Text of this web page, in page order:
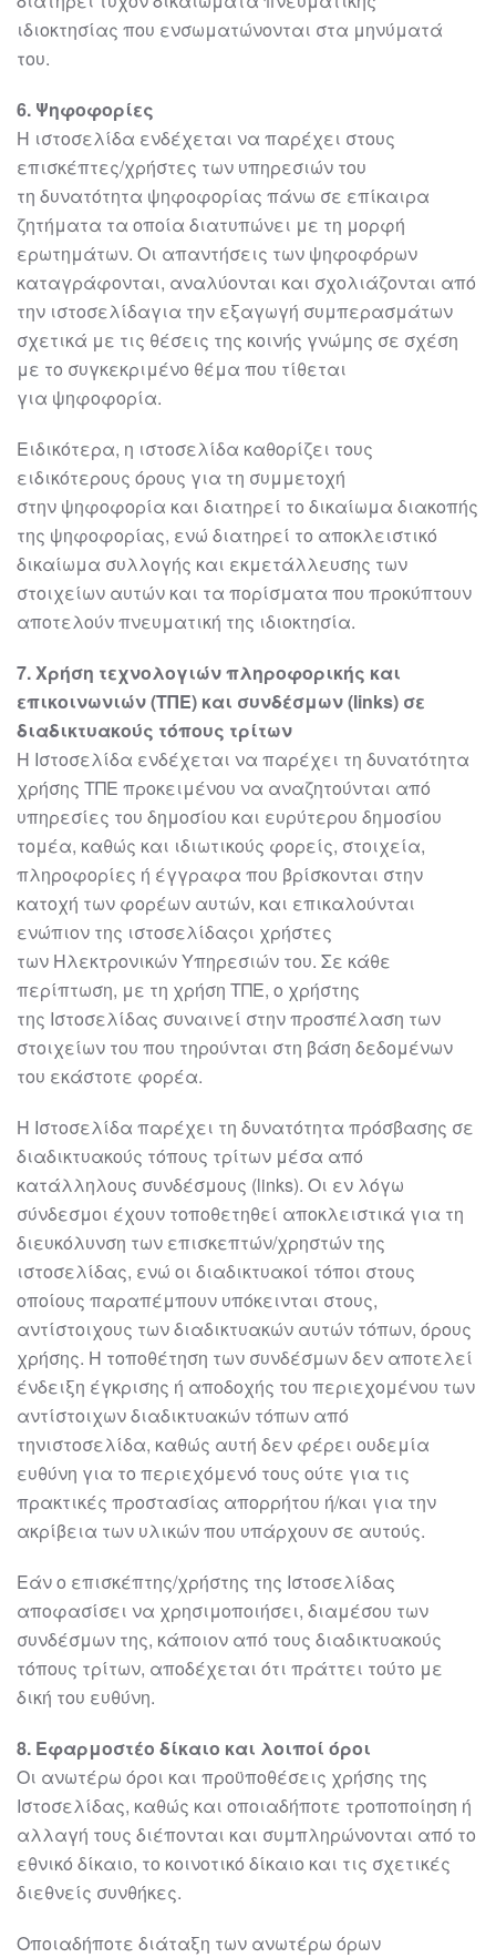
ιδιοκτησίας που ενσωματώνονται στα μηνύματά
του.
6. Ψηφοφορίες
Η ιστοσελίδα ενδέχεται να παρέχει στους
επισκέπτες/χρήστες των υπηρεσιών του
τη δυνατότητα ψηφοφορίας πάνω σε επίκαιρα
ζητήματα τα οποία διατυπώνει με τη μορφή
ερωτημάτων. Οι απαντήσεις των ψηφοφόρων
καταγράφονται, αναλύονται και σχολιάζονται από
την ιστοσελίδαγια την εξαγωγή συμπερασμάτων
σχετικά με τις θέσεις της κοινής γνώμης σε σχέση
με το συγκεκριμένο θέμα που τίθεται
για ψηφοφορία.
Ειδικότερα, η ιστοσελίδα καθορίζει τους
ειδικότερους όρους για τη συμμετοχή
στην ψηφοφορία και διατηρεί το δικαίωμα διακοπής
της ψηφοφορίας, ενώ διατηρεί το αποκλειστικό
δικαίωμα συλλογής και εκμετάλλευσης των
στοιχείων αυτών και τα πορίσματα που προκύπτουν
αποτελούν πνευματική της ιδιοκτησία.
7. Χρήση τεχνολογιών πληροφορικής και
επικοινωνιών (ΤΠΕ) και συνδέσμων (links) σε
διαδικτυακούς τόπους τρίτων
Η Ιστοσελίδα ενδέχεται να παρέχει τη δυνατότητα
χρήσης ΤΠΕ προκειμένου να αναζητούνται από
υπηρεσίες του δημοσίου και ευρύτερου δημοσίου
τομέα, καθώς και ιδιωτικούς φορείς, στοιχεία,
πληροφορίες ή έγγραφα που βρίσκονται στην
κατοχή των φορέων αυτών, και επικαλούνται
ενώπιον της ιστοσελίδαςοι χρήστες
των Ηλεκτρονικών Υπηρεσιών του. Σε κάθε
περίπτωση, με τη χρήση ΤΠΕ, ο χρήστης
της Ιστοσελίδας συναινεί στην προσπέλαση των
στοιχείων του που τηρούνται στη βάση δεδομένων
του εκάστοτε φορέα.
Η Ιστοσελίδα παρέχει τη δυνατότητα πρόσβασης σε
διαδικτυακούς τόπους τρίτων μέσα από
κατάλληλους συνδέσμους (links). Οι εν λόγω
σύνδεσμοι έχουν τοποθετηθεί αποκλειστικά για τη
διευκόλυνση των επισκεπτών/χρηστών της
ιστοσελίδας, ενώ οι διαδικτυακοί τόποι στους
οποίους παραπέμπουν υπόκεινται στους,
αντίστοιχους τωνδιαδικτυακών αυτών τόπων, όρους
χρήσης. Η τοποθέτηση των συνδέσμων δεν αποτελεί
ένδειξη έγκρισης ή αποδοχής του περιεχομένου των
αντίστοιχων διαδικτυακών τόπων από
τηνιστοσελίδα, καθώς αυτή δεν φέρει ουδεμία
ευθύνη για το περιεχόμενό τους ούτε για τις
πρακτικές προστασίας απορρήτου ή/και για την
ακρίβεια των υλικών που υπάρχουν σε αυτούς.
Εάν ο επισκέπτης/χρήστης της Ιστοσελίδας
αποφασίσει να χρησιμοποιήσει, διαμέσου των
συνδέσμων της, κάποιον από τους διαδικτυακούς
τόπους τρίτων, αποδέχεται ότι πράττει τούτο με
δική του ευθύνη.
8. Εφαρμοστέο δίκαιο και λοιποί όροι
Οι ανωτέρω όροι και προϋποθέσεις χρήσης της
Ιστοσελίδας, καθώς και οποιαδήποτε τροποποίηση ή
αλλαγή τους διέπονται και συμπληρώνονται από το
εθνικό δίκαιο, το κοινοτικό δίκαιο και τις σχετικές
διεθνείς συνθήκες.
Οποιαδήποτε διάταξη των ανωτέρω όρων